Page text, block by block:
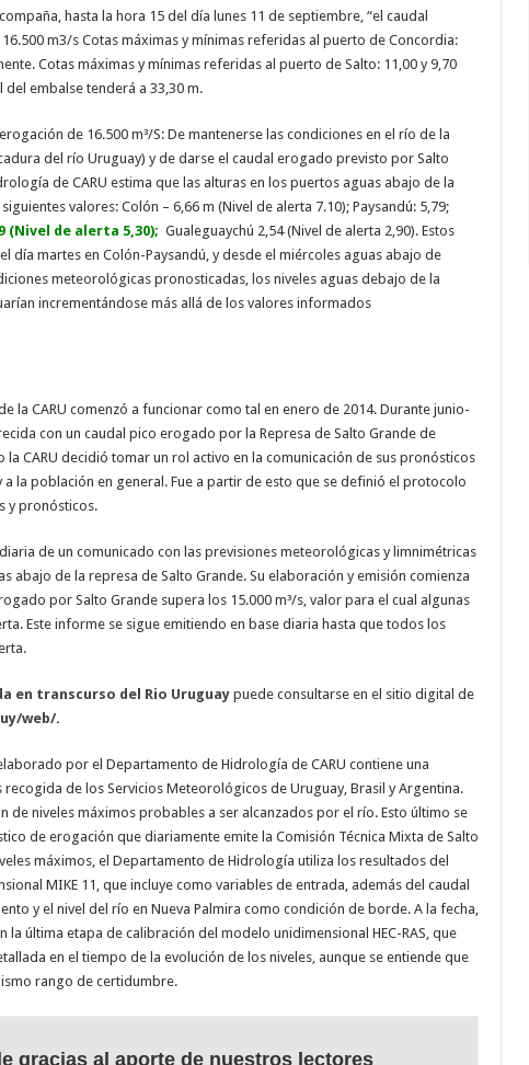
hasta la hora 15 del día lunes 11 de septiembre, “el caudal
m3/s Cotas máximas y mínimas referidas al puerto de Concordia:
Cotas máximas y mínimas referidas al puerto de Salto: 11,00 y 9,70
del embalse tenderá a 33,30 m.
de 16.500 m³/S: De mantenerse las condiciones en el río de la
del río Uruguay) y de darse el caudal erogado previsto por Salto
de CARU estima que las alturas en los puertos aguas abajo de la
valores: Colón – 6,66 m (Nivel de alerta 7.10); Paysandú: 5,79;
(Nivel de alerta 5,30); Gualeguaychú 2,54 (Nivel de alerta 2,90). Estos
día martes en Colón-Paysandú, y desde el miércoles aguas abajo de
meteorológicas pronosticadas, los niveles aguas debajo de la
incrementándose más allá de los valores informados
la CARU comenzó a funcionar como tal en enero de 2014. Durante junio-
con un caudal pico erogado por la Represa de Salto Grande de
la CARU decidió tomar un rol activo en la comunicación de sus pronósticos
la población en general. Fue a partir de esto que se definió el protocolo
y pronósticos.
de un comunicado con las previsiones meteorológicas y limnimétricas
abajo de la represa de Salto Grande. Su elaboración y emisión comienza
por Salto Grande supera los 15.000 m³/s, valor para el cual algunas
Este informe se sigue emitiendo en base diaria hasta que todos los
en transcurso del Rio Uruguay puede consultarse en el sitio digital de
web/.
por el Departamento de Hidrología de CARU contiene una
de los Servicios Meteorológicos de Uruguay, Brasil y Argentina.
de niveles máximos probables a ser alcanzados por el río. Esto último se
de erogación que diariamente emite la Comisión Técnica Mixta de Salto
máximos, el Departamento de Hidrología utiliza los resultados del
MIKE 11, que incluye como variables de entrada, además del caudal
y el nivel del río en Nueva Palmira como condición de borde. A la fecha,
la última etapa de calibración del modelo unidimensional HEC-RAS, que
en el tiempo de la evolución de los niveles, aunque se entiende que
rango de certidumbre.
gracias al aporte de nuestros lectores